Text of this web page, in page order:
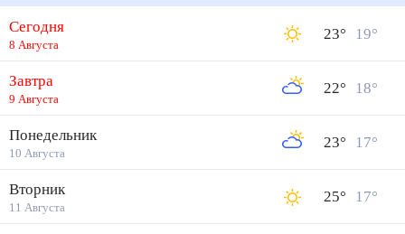
Сегодня
8 Августа
23° 19°
Завтра
9 Августа
22° 18°
Понедельник
10 Августа
23° 17°
Вторник
11 Августа
25° 17°